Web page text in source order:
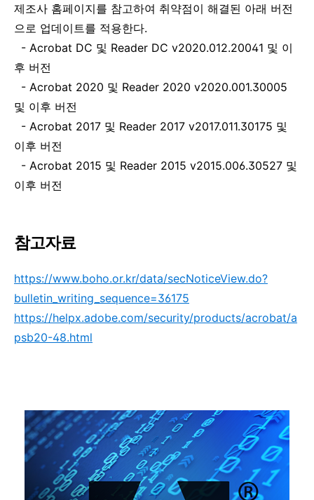
제조사 홈페이지를 참고하여 취약점이 해결된 아래 버전
으로 업데이트를 적용한다.
- Acrobat DC 및 Reader DC v2020.012.20041 및 이
후 버전
- Acrobat 2020 및 Reader 2020 v2020.001.30005
및 이후 버전
- Acrobat 2017 및 Reader 2017 v2017.011.30175 및
이후 버전
- Acrobat 2015 및 Reader 2015 v2015.006.30527 및
이후 버전
참고자료
https://www.boho.or.kr/data/secNoticeView.do?
bulletin_writing_sequence=36175
https://helpx.adobe.com/security/products/acrobat/a
psb20-48.html